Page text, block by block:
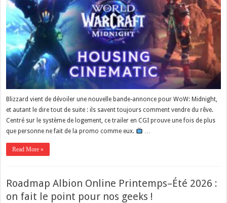
Blizzard vient de dévoiler une nouvelle bande-annonce pour WoW: Midnight,
et autant le dire tout de suite : ils savent toujours comment vendre du rêve.
Centré sur le système de logement, ce trailer en CGI prouve une fois de plus
que personne ne fait de la promo comme eux.
…
Read More »
Roadmap Albion Online Printemps–Été 2026 :
on fait le point pour nos geeks !